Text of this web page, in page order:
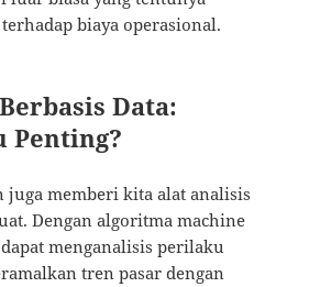
biaya operasional.
Data:
Penting?
juga memberi kita alat analisis
Dengan algoritma machine
menganalisis perilaku
tren pasar dengan